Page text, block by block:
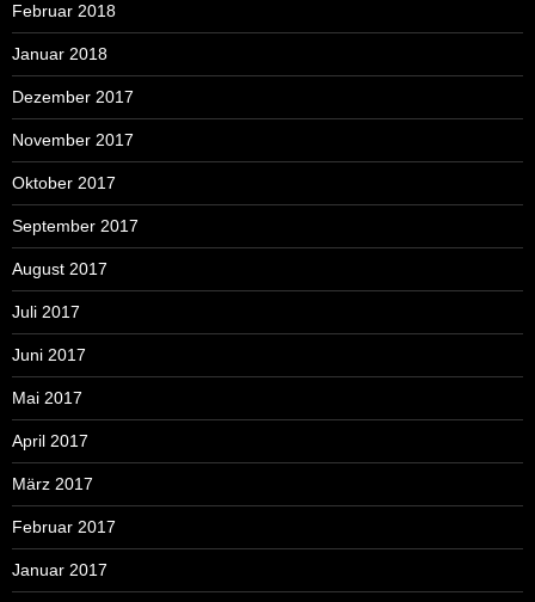
Februar 2018
Januar 2018
Dezember 2017
November 2017
Oktober 2017
September 2017
August 2017
Juli 2017
Juni 2017
Mai 2017
April 2017
März 2017
Februar 2017
Januar 2017